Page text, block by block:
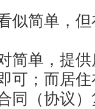
似简单，
简单，提
可；而居
同（协议